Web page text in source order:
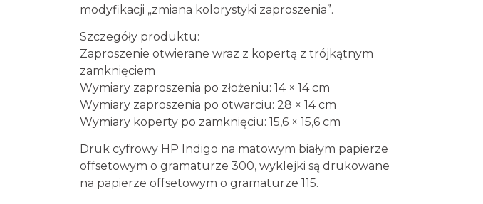
modyfikacji „zmiana kolorystyki zaproszenia”.
Szczegóły produktu:
Zaproszenie otwierane wraz z kopertą z trójkątnym
zamknięciem
Wymiary zaproszenia po złożeniu: 14 × 14 cm
Wymiary zaproszenia po otwarciu: 28 × 14 cm
Wymiary koperty po zamknięciu: 15,6 × 15,6 cm
Druk cyfrowy HP Indigo na matowym białym papierze
offsetowym o gramaturze 300, wyklejki są drukowane
na papierze offsetowym o gramaturze 115.